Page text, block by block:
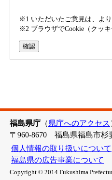
※1 いただいたご意見は、よ
※2 ブラウザでCookie（クッ
福島県庁 （県庁へのアクセス
〒960-8670 福島県福島市杉
個人情報の取り扱いについて
福島県の広告事業について
Copyright © 2014 Fukushima